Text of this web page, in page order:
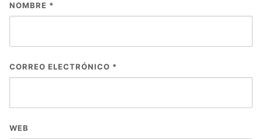
NOMBRE *
CORREO ELECTRÓNICO *
WEB